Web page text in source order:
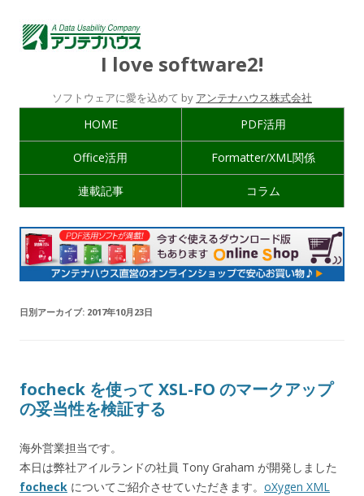
I love software2!
ソフトウェアに愛を込めて by アンテナハウス株式会社
HOME PDF活用
Office活用 Formatter/XML関係
連載記事 コラム
日別アーカイブ: 2017年10月23日
focheck を使って XSL-FO のマークアップ
の妥当性を検証する
海外営業担当です。
本日は弊社アイルランドの社員 Tony Graham が開発しました
focheck についてご紹介させていただきます。 oXygen XML